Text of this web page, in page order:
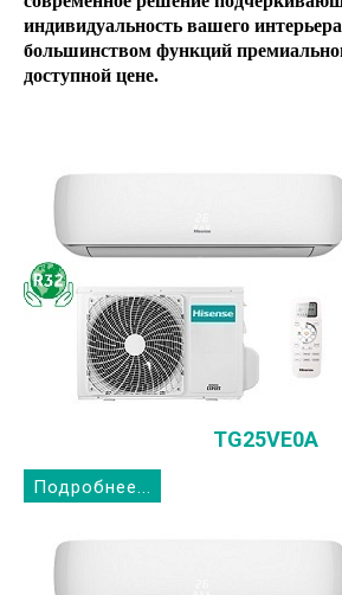
индивидуальность вашего
большинством функций
доступной цене.
TG25VE0A
Подробнее...